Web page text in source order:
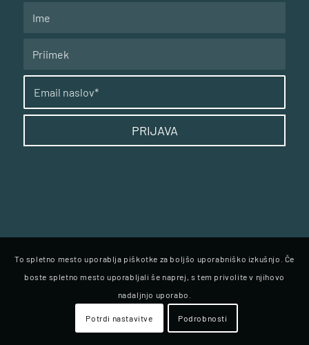
To spletno mesto uporablja piškotke za boljšo uporabniško izkušnjo. Če
boste spletno mesto uporabljali še naprej, s tem privolite v njihovo
nadaljnjo uporabo.
Potrdi nastavitve Podrobnosti